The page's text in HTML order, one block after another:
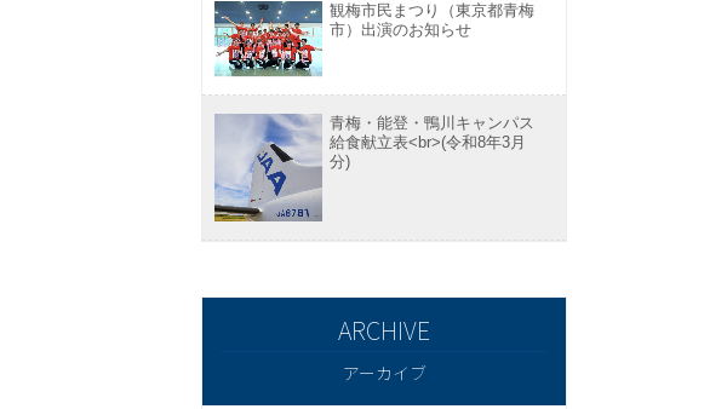
観梅市民まつり（東京都青梅
市）出演のお知らせ
青梅・能登・鴨川キャンパス
給食献立表<br>(令和8年3月
分)
アーカイブ